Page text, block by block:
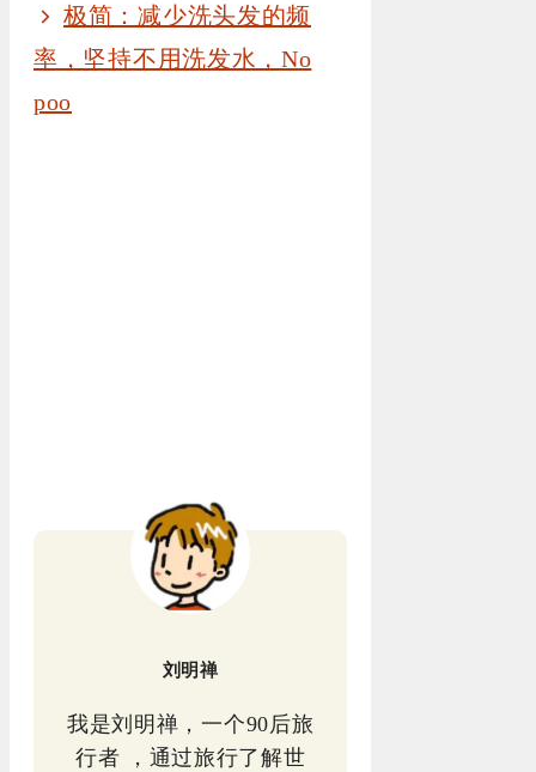
极简：减少洗头发的频
率，坚持不用洗发水，No
poo
刘明禅
我是刘明禅，一个90后旅
行者 ，通过旅行了解世